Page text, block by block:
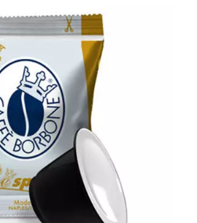
Borbone compatibili
a Marchio
miscela ORO
GOLD